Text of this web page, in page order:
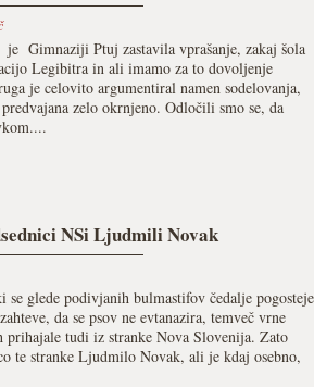
Gimnaziji Ptuj zastavila vprašanje, zakaj šola
Legibitra in ali imamo za to dovoljenje
je celovito argumentiral namen sodelovanja,
zelo okrnjeno. Odločili smo se, da
NSi Ljudmili Novak
glede podivjanih bulmastifov čedalje pogosteje
da se psov ne evtanazira, temveč vrne
prihajale tudi iz stranke Nova Slovenija. Zato
te stranke Ljudmilo Novak, ali je kdaj osebno,